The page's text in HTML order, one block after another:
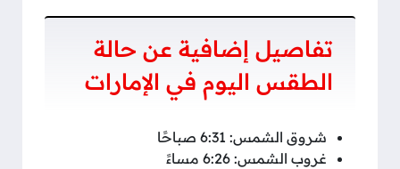
تفاصيل إضافية عن حالة
الطقس اليوم في الإمارات
شروق الشمس: 6:31 صباحًا
غروب الشمس: 6:26 مساءً